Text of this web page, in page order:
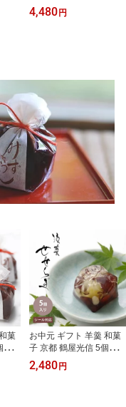
涼
産
せらぎ 各4個 お中元 ギフ
ト 京都 鶴屋光信 和菓子
4,480 円
菓
化
お中元 ギフト 羊羹 和菓
子 京都 鶴屋光信 5個入化
粧箱 せせらぎ 本葛 ひと
くち菓子 手土産 お配り
2,480 円